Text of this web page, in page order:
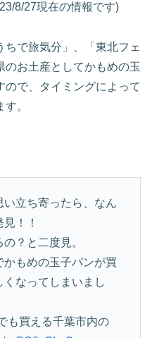
8/27現在の情報です)
で旅気分」、「東北フェ
のお土産としてかもめの玉
で、タイミングによって
。
立ち寄ったら、なん
！！
？と二度見。
かもめの玉子パンが買
くなってしまいまし
も買える千葉市内の